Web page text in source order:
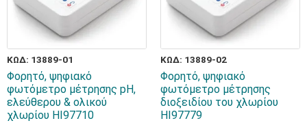
ΚΩΔ: 13889-01
Φορητό, ψηφιακό
φωτόμετρο μέτρησης pH,
ελεύθερου & ολικού
χλωρίου HI97710
ΚΩΔ: 13889-02
Φορητό, ψηφιακό
φωτόμετρο μέτρησης
διοξειδίου του χλωρίου
HI97779